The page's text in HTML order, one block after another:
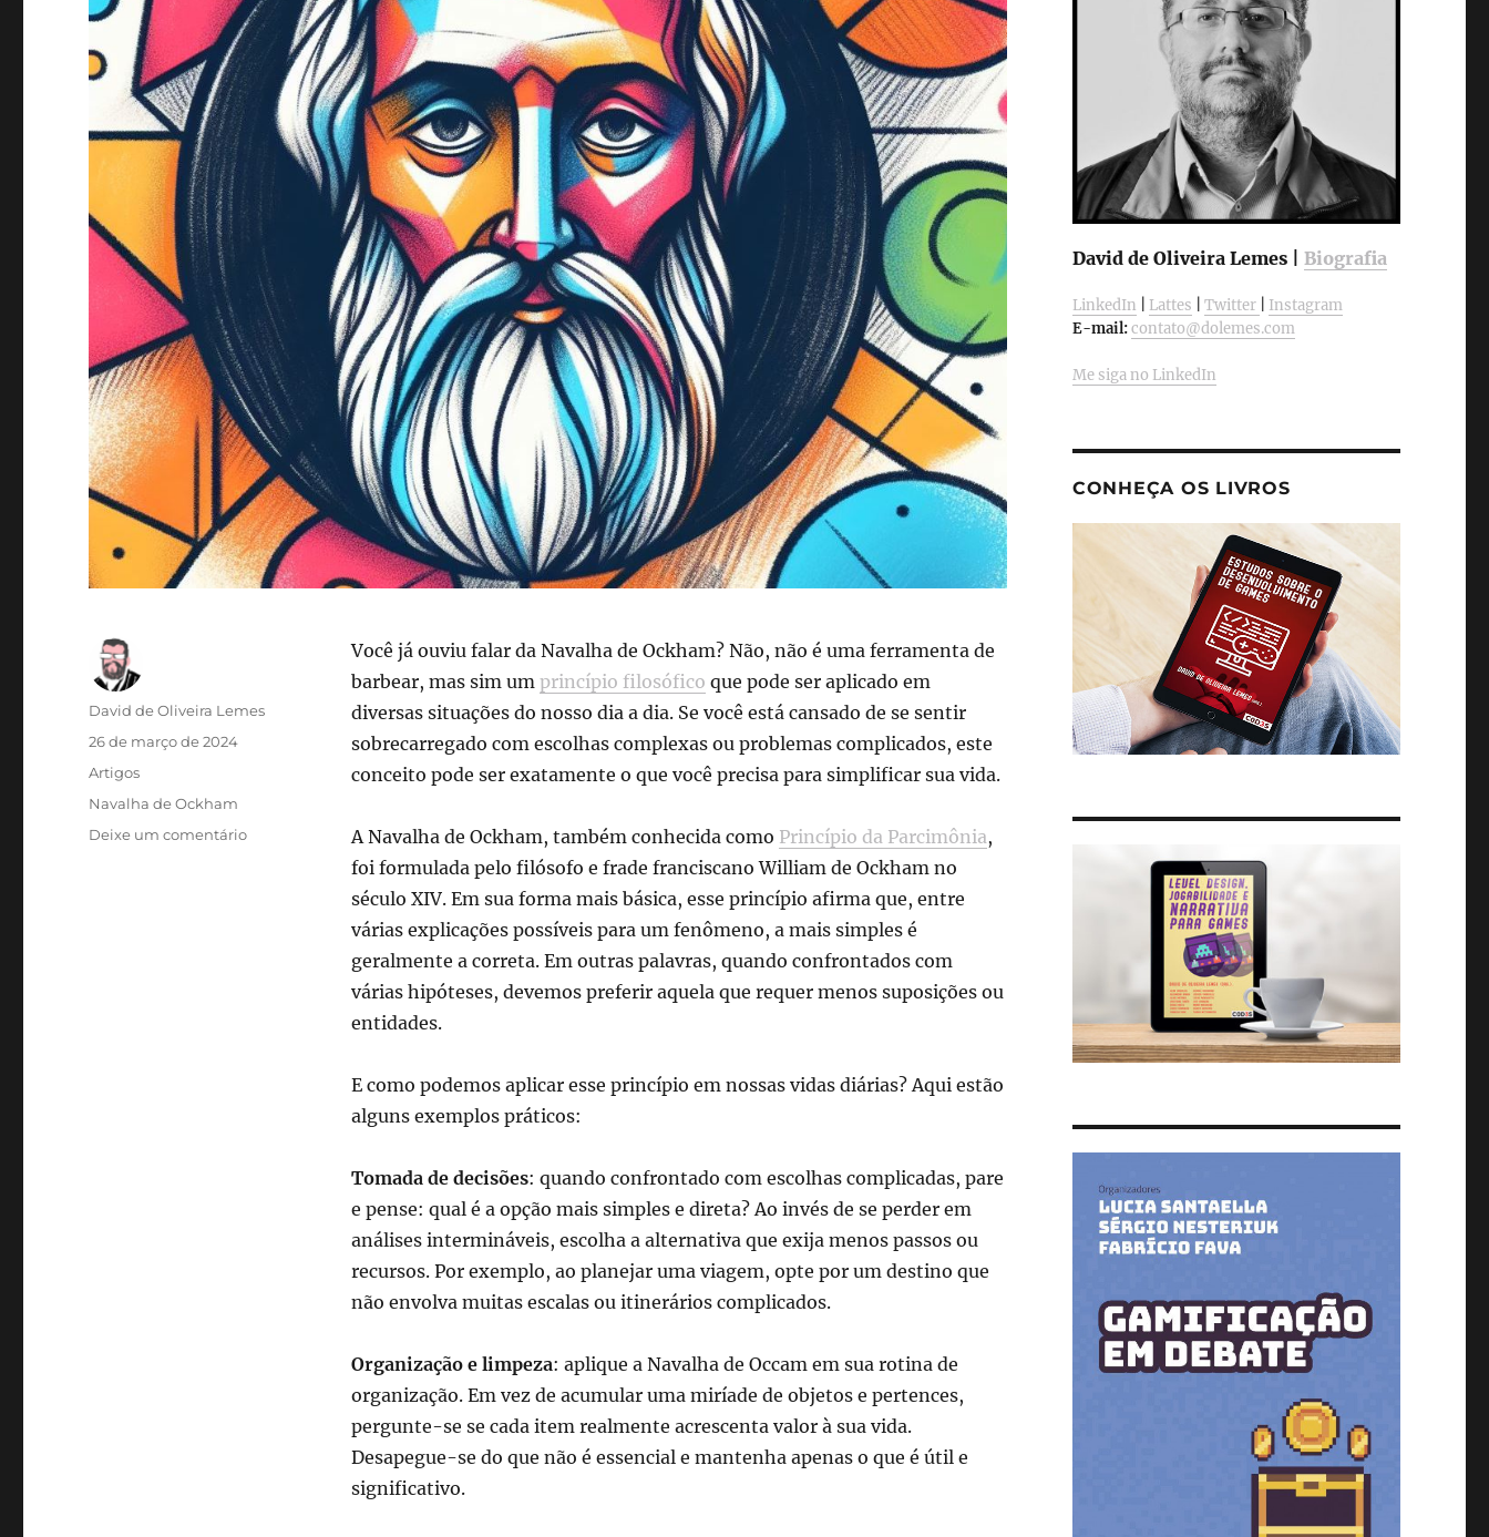
Você já ouviu falar da Navalha de Ockham? Não, não é uma ferramenta de
barbear, mas sim um princípio filosófico que pode ser aplicado em
diversas situações do nosso dia a dia. Se você está cansado de se sentir
sobrecarregado com escolhas complexas ou problemas complicados, este
conceito pode ser exatamente o que você precisa para simplificar sua vida.
A Navalha de Ockham, também conhecida como Princípio da Parcimônia,
foi formulada pelo filósofo e frade franciscano William de Ockham no
século XIV. Em sua forma mais básica, esse princípio afirma que, entre
várias explicações possíveis para um fenômeno, a mais simples é
geralmente a correta. Em outras palavras, quando confrontados com
várias hipóteses, devemos preferir aquela que requer menos suposições ou
entidades.
E como podemos aplicar esse princípio em nossas vidas diárias? Aqui estão
alguns exemplos práticos:
Tomada de decisões: quando confrontado com escolhas complicadas, pare
e pense: qual é a opção mais simples e direta? Ao invés de se perder em
análises intermináveis, escolha a alternativa que exija menos passos ou
recursos. Por exemplo, ao planejar uma viagem, opte por um destino que
não envolva muitas escalas ou itinerários complicados.
Organização e limpeza: aplique a Navalha de Occam em sua rotina de
organização. Em vez de acumular uma miríade de objetos e pertences,
pergunte-se se cada item realmente acrescenta valor à sua vida.
Desapegue-se do que não é essencial e mantenha apenas o que é útil e
significativo.
Autor
David de Oliveira Lemes
Publicado
em
26 de março de 2024
Categorias
Artigos
Tags
Navalha de Ockham
Deixe um comentárioem
David de Oliveira Lemes | Biografia
LinkedIn Lattes Twitter
Instagram
E-mail:contato@dolemes.com
Me siga no LinkedIn
CONHEÇA OS LIVROS